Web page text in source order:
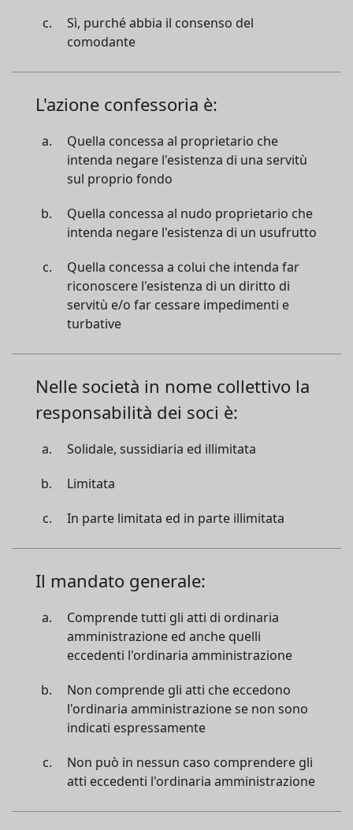
Sì, purché abbia il consenso del
comodante
L'azione confessoria è:
Quella concessa al proprietario che
intenda negare l'esistenza di una servitù
sul proprio fondo
Quella concessa al nudo proprietario che
intenda negare l'esistenza di un usufrutto
Quella concessa a colui che intenda far
riconoscere l'esistenza di un diritto di
servitù e/o far cessare impedimenti e
turbative
Nelle società in nome collettivo la
responsabilità dei soci è:
Solidale, sussidiaria ed illimitata
Limitata
In parte limitata ed in parte illimitata
Il mandato generale:
Comprende tutti gli atti di ordinaria
amministrazione ed anche quelli
eccedenti l'ordinaria amministrazione
Non comprende gli atti che eccedono
l'ordinaria amministrazione se non sono
indicati espressamente
Non può in nessun caso comprendere gli
atti eccedenti l'ordinaria amministrazione